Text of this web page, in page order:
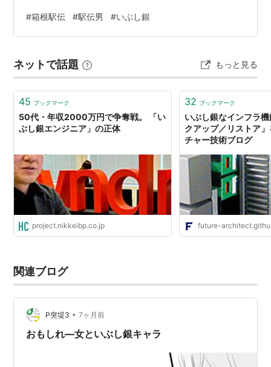
#箱根駅伝 #駅伝男 #いぶし銀
ネットで話題 もっと見る
45 ブックマーク
50代・年収2000万円で争奪戦。 「い
ぶし銀エンジニア」の正体
project.nikkeibp.co.jp
32 ブックマーク
いぶし銀なインフラ
クアップ／リストア
チャー技術ブログ
future-
関連ブログ
P突堤3 • 7ヶ月前
おもしれ―女といぶし銀キャラ